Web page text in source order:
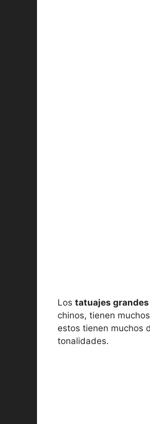
Los tatuajes
chinos, tienen
estos tienen muchos
tonalidades.